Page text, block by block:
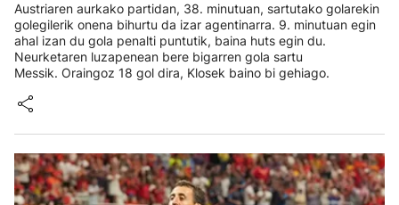
Austriaren aurkako partidan, 38. minutuan, sartutako golarekin
golegilerik onena bihurtu da izar agentinarra. 9. minutuan egin
ahal izan du gola penalti puntutik, baina huts egin du.
Neurketaren luzapenean bere bigarren gola sartu
Messik. Oraingoz 18 gol dira, Klosek baino bi gehiago.